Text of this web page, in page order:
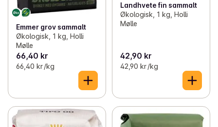
Emmer grov sammalt
Økologisk, 1 kg, Holli
Mølle
66,40 kr
66,40 kr /kg
Landhvete fin sammalt
Økologisk, 1 kg, Holli
Mølle
42,90 kr
42,90 kr /kg